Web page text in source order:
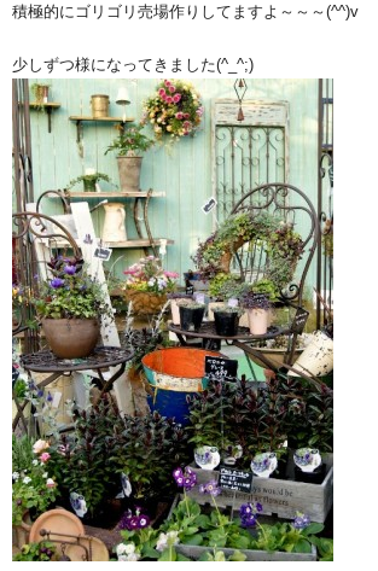
積極的にゴリゴリ売場作りしてますよ～～～(^^)v
少しずつ様になってきました(^_^;)